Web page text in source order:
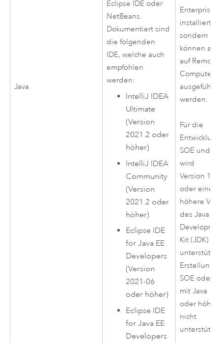
Java
Eclipse IDE oder
NetBeans.
Dokumentiert sind
die folgenden
IDE, welche auch
empfohlen
werden:
IntelliJ IDEA
Ultimate
(Version
2021.2 oder
höher)
IntelliJ IDEA
Community
(Version
2021.2 oder
höher)
Eclipse IDE
for Java EE
Developers
(Version
2021-06
oder höher)
Eclipse IDE
for Java EE
Developers
Enterprise
installiert
sondern
können
auf
Computern
ausgeführt
werden.
Für die
SOE und
wird
Version
oder eine
höhere
des Java
Kit (JDK)
Erstellung
SOE oder
mit Java 12
oder
nicht
unterstützt.